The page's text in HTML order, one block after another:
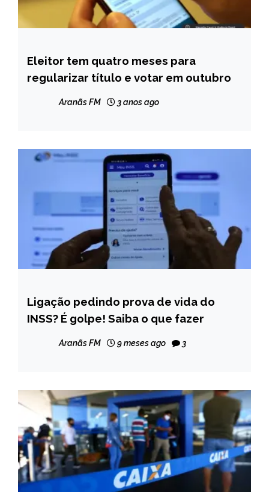
BRASIL
CAPELINHA
Eleitor tem quatro meses para
regularizar título e votar em outubro
Aranãs FM 3 anos ago
BRASIL
NOTÍCIAS
Ligação pedindo prova de vida do
INSS? É golpe! Saiba o que fazer
Aranãs FM 9 meses ago 3